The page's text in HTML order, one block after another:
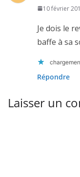
10 février
Je dois le
baffe à sa
Répondre
Laisser un